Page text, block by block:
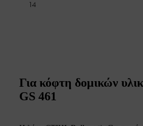
14
Για κόφτη δομικών
GS 461